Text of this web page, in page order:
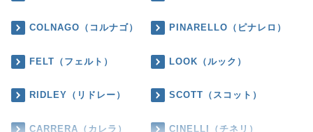
COLNAGO（コルナゴ） PINARELLO（ピナレロ）
FELT（フェルト） LOOK（ルック）
RIDLEY（リドレー） SCOTT（スコット）
CARRERA（カレラ） CINELLI（チネリ）